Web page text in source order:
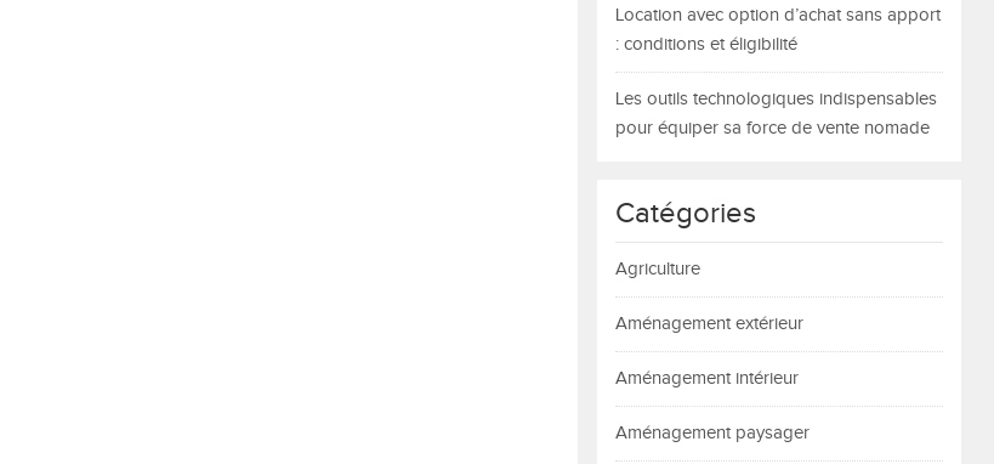
Location avec option d’achat sans apport
: conditions et éligibilité
Les outils technologiques indispensables
pour équiper sa force de vente nomade
Catégories
Agriculture
Aménagement extérieur
Aménagement intérieur
Aménagement paysager